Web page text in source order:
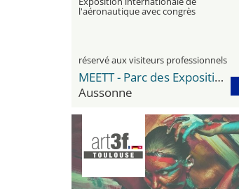
l'aéronautique avec congrès
réservé aux visiteurs professionnels
MEETT - Parc des Expositions et Centre de Conventions
Aussonne